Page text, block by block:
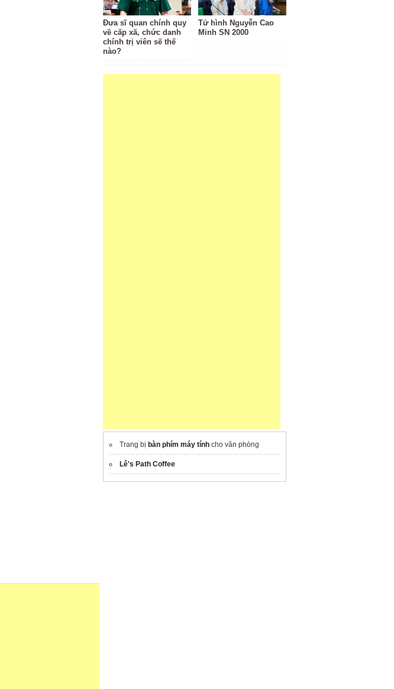
Đưa sĩ quan chính quy
về cấp xã, chức danh
chính trị viên sẽ thế
nào?
Tử hình Nguyễn Cao
Minh SN 2000
Trang bị bàn phím máy tính cho văn phòng
Lê's Path Coffee